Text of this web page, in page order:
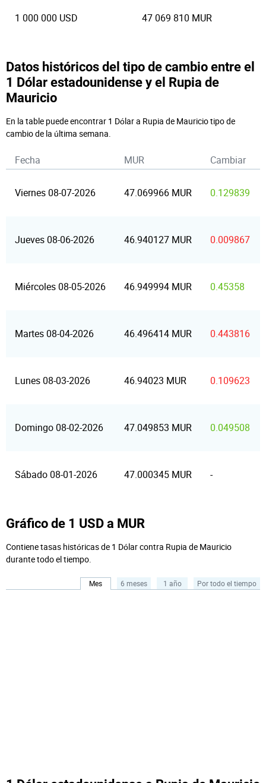
1 000 000 USD 47 069 810 MUR
Datos históricos del tipo de cambio entre el
1 Dólar estadounidense y el Rupia de
Mauricio
En la table puede encontrar 1 Dólar a Rupia de Mauricio tipo de
cambio de la última semana.
Fecha MUR Cambiar
Viernes 08-07-2026 47.069966 MUR 0.129839
Jueves 08-06-2026 46.940127 MUR 0.009867
Miércoles 08-05-2026 46.949994 MUR 0.45358
Martes 08-04-2026 46.496414 MUR 0.443816
Lunes 08-03-2026 46.94023 MUR 0.109623
Domingo 08-02-2026 47.049853 MUR 0.049508
Sábado 08-01-2026 47.000345 MUR -
Gráfico de 1 USD a MUR
Contiene tasas históricas de 1 Dólar contra Rupia de Mauricio
durante todo el tiempo.
Mes 6 meses 1 año Por todo el tiempo